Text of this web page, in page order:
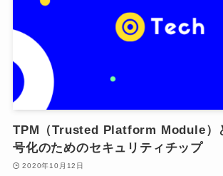
TPM（Trusted Platform Module）
号化のためのセキュリティチップ
2020年10月12日